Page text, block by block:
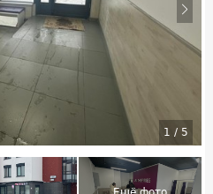
1 / 5